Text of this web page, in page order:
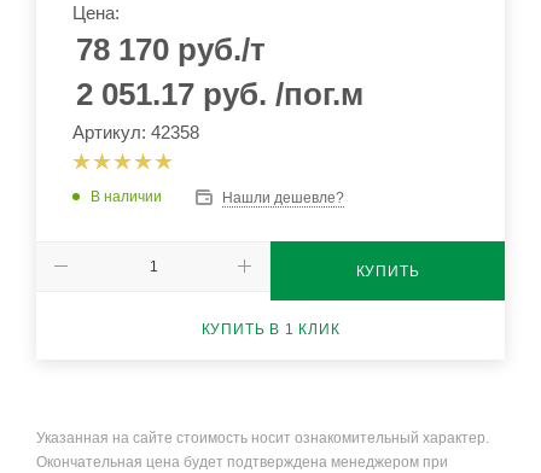
Цена:
78 170 руб./т
2 051.17 руб. /пог.м
Артикул: 42358
В наличии Нашли дешевле?
КУПИТЬ
КУПИТЬ В 1 КЛИК
Указанная на сайте стоимость носит ознакомительный характер.
Окончательная цена будет подтверждена менеджером при